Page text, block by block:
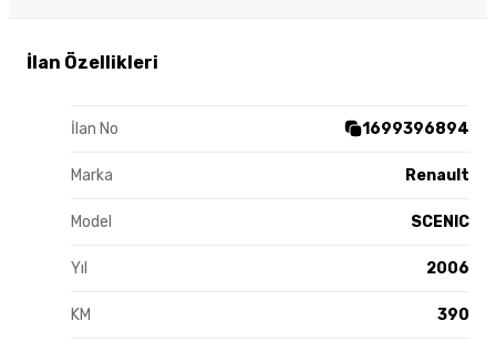
İlan Özellikleri
İlan No 1699396894
Marka Renault
Model SCENIC
Yıl 2006
KM 390